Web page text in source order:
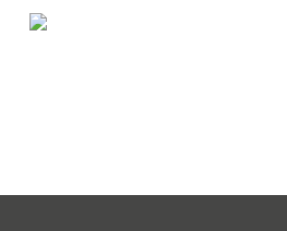
Skip